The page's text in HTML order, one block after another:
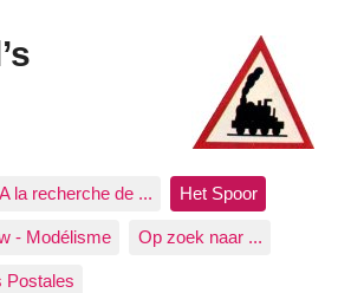
A la recherche de ... Het Spoor
- Modélisme Op zoek naar ...
Postales